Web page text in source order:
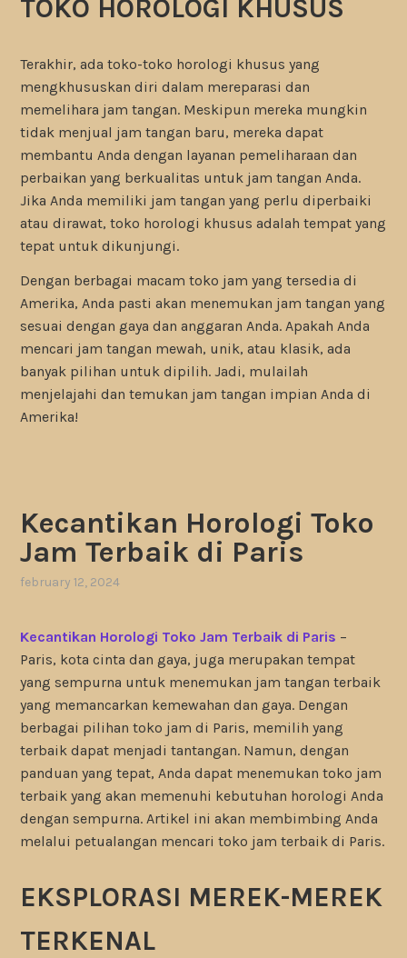
TOKO HOROLOGI KHUSUS
Terakhir, ada toko-toko horologi khusus yang
mengkhususkan diri dalam mereparasi dan
memelihara jam tangan. Meskipun mereka mungkin
tidak menjual jam tangan baru, mereka dapat
membantu Anda dengan layanan pemeliharaan dan
perbaikan yang berkualitas untuk jam tangan Anda.
Jika Anda memiliki jam tangan yang perlu diperbaiki
atau dirawat, toko horologi khusus adalah tempat yang
tepat untuk dikunjungi.
Dengan berbagai macam toko jam yang tersedia di
Amerika, Anda pasti akan menemukan jam tangan yang
sesuai dengan gaya dan anggaran Anda. Apakah Anda
mencari jam tangan mewah, unik, atau klasik, ada
banyak pilihan untuk dipilih. Jadi, mulailah
menjelajahi dan temukan jam tangan impian Anda di
Amerika!
Kecantikan Horologi Toko
Jam Terbaik di Paris
february 12, 2024
Kecantikan Horologi Toko Jam Terbaik di Paris –
Paris, kota cinta dan gaya, juga merupakan tempat
yang sempurna untuk menemukan jam tangan terbaik
yang memancarkan kemewahan dan gaya. Dengan
berbagai pilihan toko jam di Paris, memilih yang
terbaik dapat menjadi tantangan. Namun, dengan
panduan yang tepat, Anda dapat menemukan toko jam
terbaik yang akan memenuhi kebutuhan horologi Anda
dengan sempurna. Artikel ini akan membimbing Anda
melalui petualangan mencari toko jam terbaik di Paris.
EKSPLORASI MEREK-MEREK
TERKENAL